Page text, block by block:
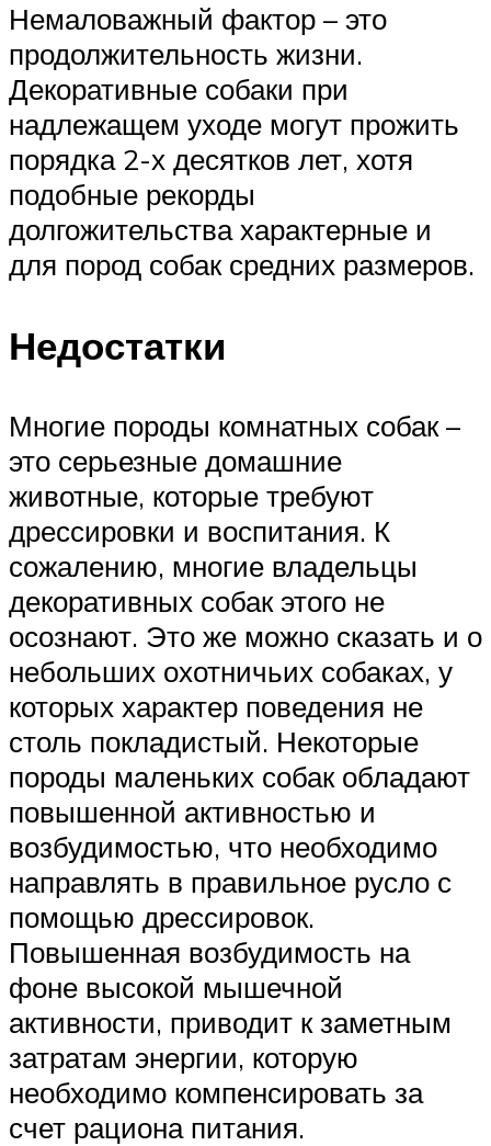
Немаловажный фактор – это
продолжительность жизни.
Декоративные собаки при
надлежащем уходе могут прожить
порядка 2-х десятков лет, хотя
подобные рекорды
долгожительства характерные и
для пород собак средних размеров.
Недостатки
Многие породы комнатных собак –
это серьезные домашние
животные, которые требуют
дрессировки и воспитания. К
сожалению, многие владельцы
декоративных собак этого не
осознают. Это же можно сказать и о
небольших охотничьих собаках, у
которых характер поведения не
столь покладистый. Некоторые
породы маленьких собак обладают
повышенной активностью и
возбудимостью, что необходимо
направлять в правильное русло с
помощью дрессировок.
Повышенная возбудимость на
фоне высокой мышечной
активности, приводит к заметным
затратам энергии, которую
необходимо компенсировать за
счет рациона питания.